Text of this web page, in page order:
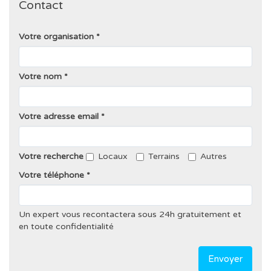
Contact
Votre organisation
Votre nom
Votre adresse email
Votre recherche Locaux Terrains
Autres
Votre téléphone
Un expert vous recontactera sous 24h gratuitement et
en toute confidentialité
Envoyer